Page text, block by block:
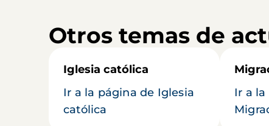
Otros temas de
Iglesia católica
Ir a la página de Iglesia
católica
Ir a